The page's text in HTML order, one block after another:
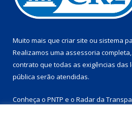
Muito mais que criar site ou sistema
Realizamos uma assessoria
contrato que todas as exigências das
pública serão atendidas.
Conheça o PNTP e o Radar da